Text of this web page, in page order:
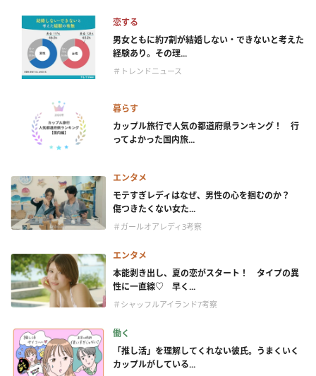
恋する
男女ともに約7割が結婚しない・できないと考えた
経験あり。その理...
＃トレンドニュース
暮らす
カップル旅行で人気の都道府県ランキング！ 行
ってよかった国内旅...
エンタメ
モテすぎレディはなぜ、男性の心を掴むのか？
傷つきたくない女た...
＃ガールオアレディ3考察
エンタメ
本能剥き出し、夏の恋がスタート！ タイプの異
性に一直線♡ 早く...
＃シャッフルアイランド7考察
働く
「推し活」を理解してくれない彼氏。うまくいく
カップルがしている...